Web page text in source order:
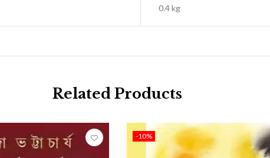
0.4 kg
Related Products
-10%